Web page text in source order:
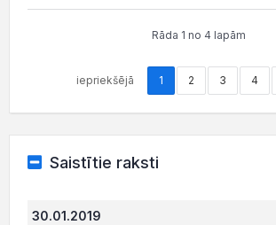
Rāda 1 no 4 lapām
iepriekšējā 1 2 3 4
Saistītie raksti
30.01.2019